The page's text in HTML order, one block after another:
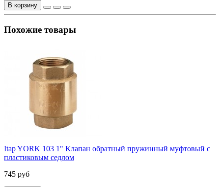
В корзину
Похожие товары
Itap YORK 103 1" Клапан обратный пружинный муфтовый с
пластиковым седлом
745 руб